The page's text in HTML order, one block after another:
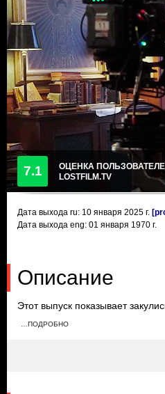
7.1
ОЦЕНКА
LOSTFILM.TV
Дата выхода ru: 10 января 2025 г.
Дата выхода eng: 01 января 1970 г.
Описание
Этот выпуск показывает
сериалом расскажут
…ПОДРОБНО